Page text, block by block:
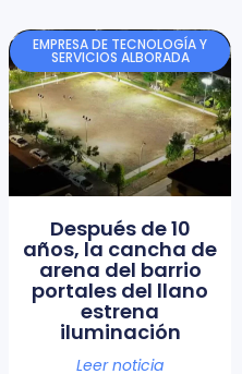
EMPRESA DE TECNOLOGÍA Y
SERVICIOS ALBORADA
Después de 10
años, la cancha de
arena del barrio
portales del llano
estrena
iluminación
Leer noticia